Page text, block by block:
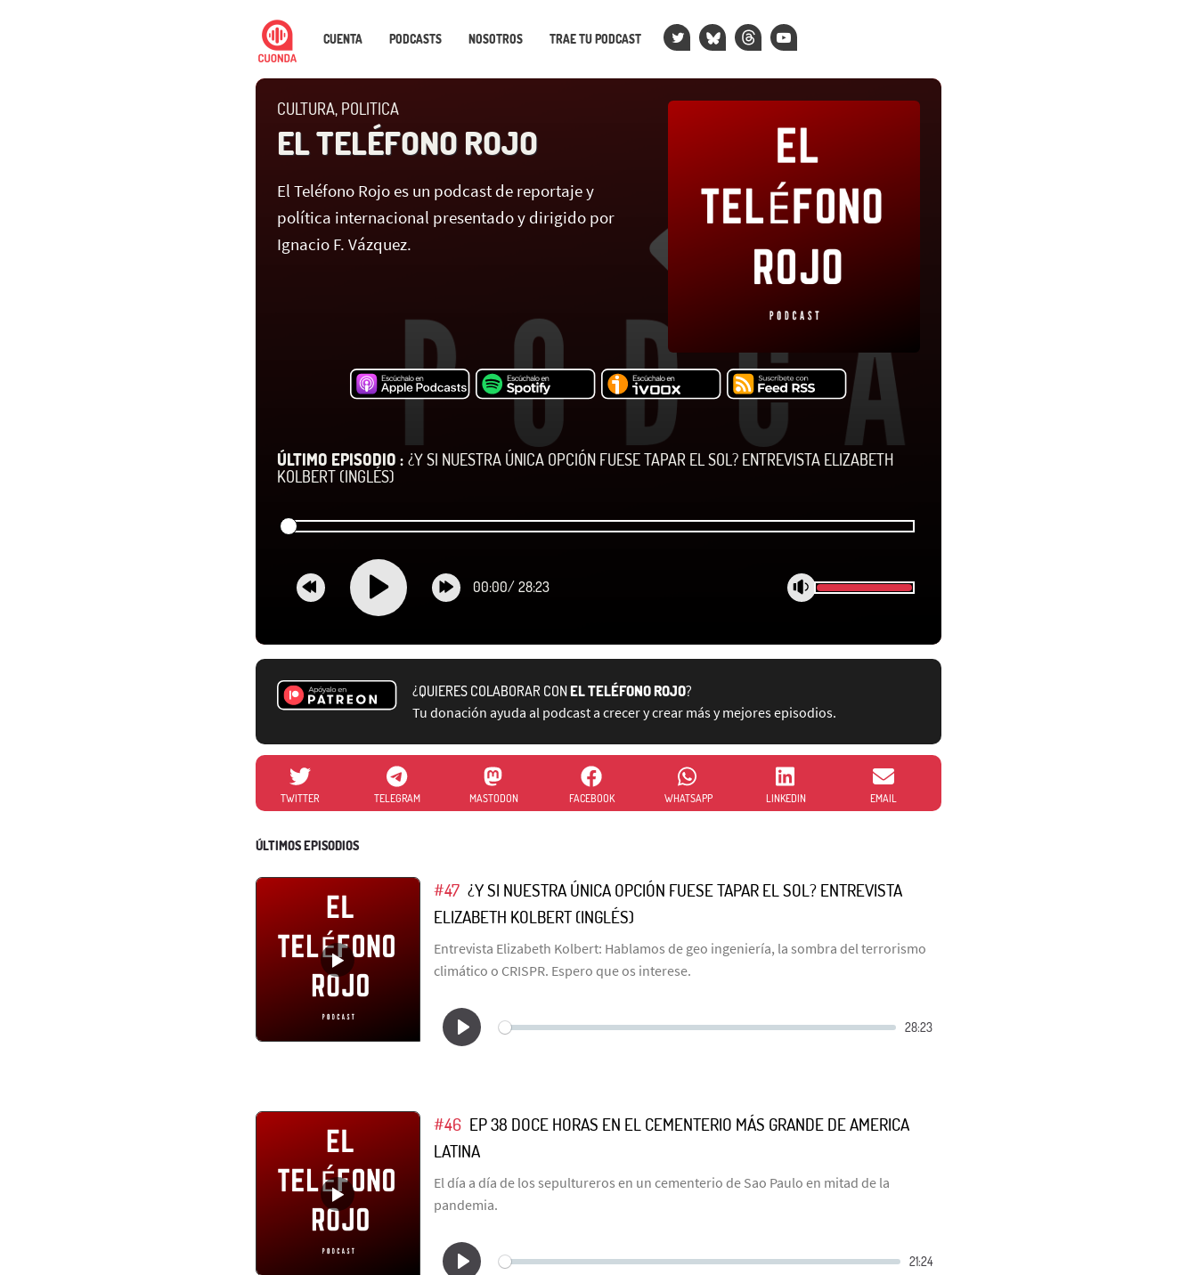
CUENTA PODCASTS NOSOTROS TRAE TU PODCAST
CULTURA, POLITICA
EL TELÉFONO ROJO
El Teléfono Rojo es un podcast de reportaje y
política internacional presentado y dirigido por
Ignacio F. Vázquez.
ÚLTIMO EPISODIO : ¿Y SI NUESTRA ÚNICA OPCIÓN FUESE TAPAR EL SOL? ENTREVISTA ELIZABETH
KOLBERT (INGLÉS)
00:00/ 28:23
¿QUIERES COLABORAR CONEL TELÉFONO ROJO?
Tu donación ayuda al podcast a crecer y crear más y mejores episodios.
TWITTER TELEGRAM MASTODON FACEBOOK WHATSAPP LINKEDIN EMAIL
ÚLTIMOS EPISODIOS
#47 ¿Y SI NUESTRA ÚNICA OPCIÓN FUESE TAPAR EL SOL? ENTREVISTA
ELIZABETH KOLBERT (INGLÉS)
Entrevista Elizabeth Kolbert: Hablamos de geo ingeniería, la sombra del terrorismo
climático o CRISPR. Espero que os interese.
#46 EP 38 DOCE HORAS EN EL CEMENTERIO MÁS GRANDE DE AMERICA
LATINA
El día a día de los sepultureros en un cementerio de Sao Paulo en mitad de la
pandemia.